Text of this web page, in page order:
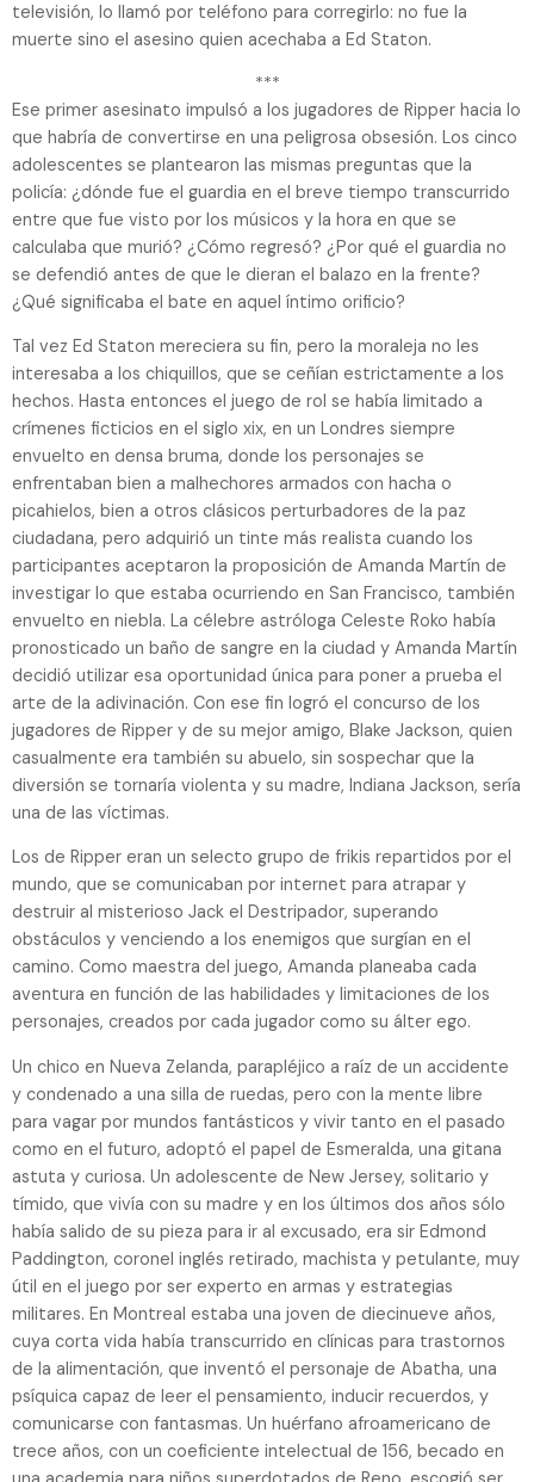
televisión, lo llamó por teléfono para corregirlo: no fue la
muerte sino el asesino quien acechaba a Ed Staton.
***
Ese primer asesinato impulsó a los jugadores de Ripper hacia lo
que habría de convertirse en una peligrosa obsesión. Los cinco
adolescentes se plantearon las mismas preguntas que la
policía: ¿dónde fue el guardia en el breve tiempo transcurrido
entre que fue visto por los músicos y la hora en que se
calculaba que murió? ¿Cómo regresó? ¿Por qué el guardia no
se defendió antes de que le dieran el balazo en la frente?
¿Qué significaba el bate en aquel íntimo orificio?
Tal vez Ed Staton mereciera su fin, pero la moraleja no les
interesaba a los chiquillos, que se ceñían estrictamente a los
hechos. Hasta entonces el juego de rol se había limitado a
crímenes ficticios en el siglo xix, en un Londres siempre
envuelto en densa bruma, donde los personajes se
enfrentaban bien a malhechores armados con hacha o
picahielos, bien a otros clásicos perturbadores de la paz
ciudadana, pero adquirió un tinte más realista cuando los
participantes aceptaron la proposición de Amanda Martín de
investigar lo que estaba ocurriendo en San Francisco, también
envuelto en niebla. La célebre astróloga Celeste Roko había
pronosticado un baño de sangre en la ciudad y Amanda Martín
decidió utilizar esa oportunidad única para poner a prueba el
arte de la adivinación. Con ese fin logró el concurso de los
jugadores de Ripper y de su mejor amigo, Blake Jackson, quien
casualmente era también su abuelo, sin sospechar que la
diversión se tornaría violenta y su madre, Indiana Jackson, sería
una de las víctimas.
Los de Ripper eran un selecto grupo de frikis repartidos por el
mundo, que se comunicaban por internet para atrapar y
destruir al misterioso Jack el Destripador, superando
obstáculos y venciendo a los enemigos que surgían en el
camino. Como maestra del juego, Amanda planeaba cada
aventura en función de las habilidades y limitaciones de los
personajes, creados por cada jugador como su álter ego.
Un chico en Nueva Zelanda, parapléjico a raíz de un accidente
y condenado a una silla de ruedas, pero con la mente libre
para vagar por mundos fantásticos y vivir tanto en el pasado
como en el futuro, adoptó el papel de Esmeralda, una gitana
astuta y curiosa. Un adolescente de New Jersey, solitario y
tímido, que vivía con su madre y en los últimos dos años sólo
había salido de su pieza para ir al excusado, era sir Edmond
Paddington, coronel inglés retirado, machista y petulante, muy
útil en el juego por ser experto en armas y estrategias
militares. En Montreal estaba una joven de diecinueve años,
cuya corta vida había transcurrido en clínicas para trastornos
de la alimentación, que inventó el personaje de Abatha, una
psíquica capaz de leer el pensamiento, inducir recuerdos, y
comunicarse con fantasmas. Un huérfano afroamericano de
trece años, con un coeficiente intelectual de 156, becado en